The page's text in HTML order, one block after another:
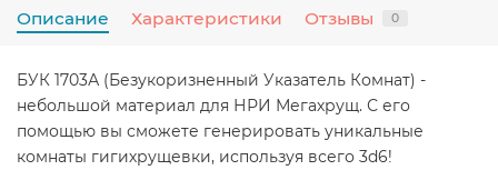
Описание Характеристики Отзывы 0
БУК 1703А (Безукоризненный Указатель Комнат) -
небольшой материал для НРИ Мегахрущ. С его
помощью вы сможете генерировать уникальные
комнаты гигихрущевки, используя всего 3d6!